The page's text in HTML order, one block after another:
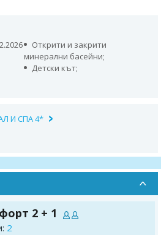
Открити и закрити
минерални басейни;
Детски кът;
И СПА 4*
2 + 1
2